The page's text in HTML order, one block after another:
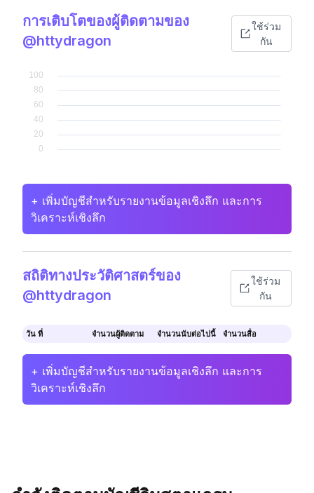
การเติบโตของผู้ติดตามของ
@httydragon
ใช้ร่วม
กัน
+ เพิ่มบัญชีสำหรับรายงานข้อมูลเชิงลึก และการ
วิเคราะห์เชิงลึก
สถิติทางประวัติศาสตร์ของ
@httydragon
ใช้ร่วม
กัน
วัน ที่ จำนวนผู้ติดตาม จำนวนนับต่อไปนี้ จำนวนสื่อ
+ เพิ่มบัญชีสำหรับรายงานข้อมูลเชิงลึก และการ
วิเคราะห์เชิงลึก